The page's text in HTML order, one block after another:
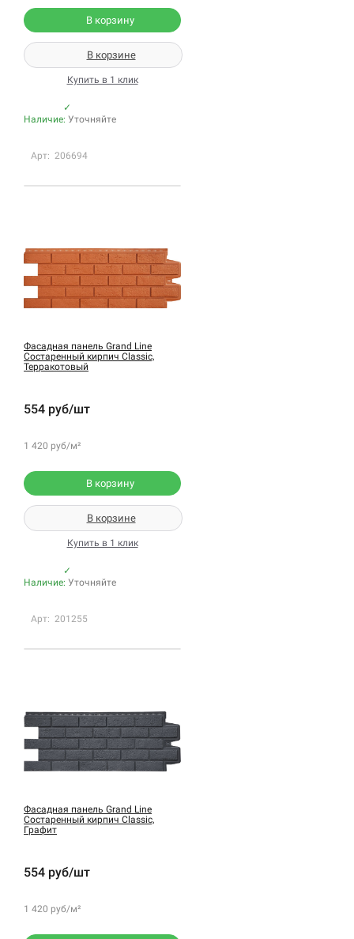
В корзину
В корзине
Купить в 1 клик
✓
Наличие: Уточняйте
Арт: 206694
Фасадная панель Grand Line
Состаренный кирпич Classic,
Терракотовый
554 руб/шт
1 420 руб/м²
В корзину
В корзине
Купить в 1 клик
✓
Наличие: Уточняйте
Арт: 201255
Фасадная панель Grand Line
Состаренный кирпич Classic,
Графит
554 руб/шт
1 420 руб/м²